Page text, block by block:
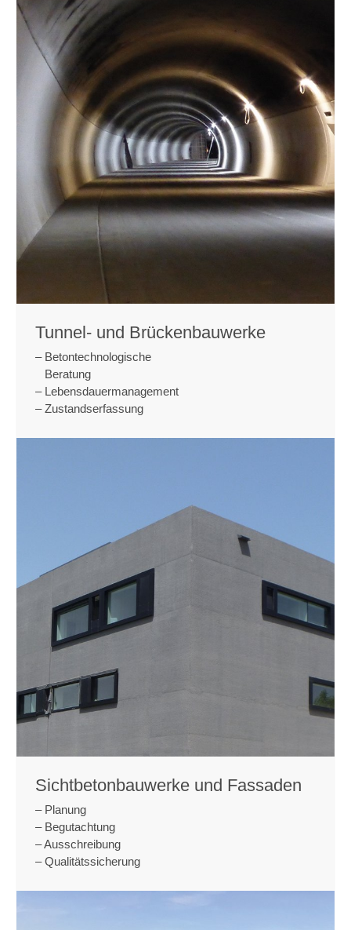
Tunnel- und Brückenbauwerke
­– Betontechnologische
Beratung
­– Lebensdauermanagement
­– Zustandserfassung
Sichtbetonbauwerke und Fassaden
­– Planung
­– Begutachtung
­– Ausschreibung ­
– Qualitätssicherung